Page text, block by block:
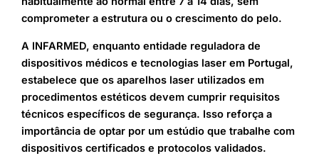
comprometer a estrutura ou o crescimento do pelo.
A INFARMED, enquanto entidade reguladora de
dispositivos médicos e tecnologias laser em Portugal,
estabelece que os aparelhos laser utilizados em
procedimentos estéticos devem cumprir requisitos
técnicos específicos de segurança. Isso reforça a
importância de optar por um estúdio que trabalhe com
dispositivos certificados e protocolos validados.